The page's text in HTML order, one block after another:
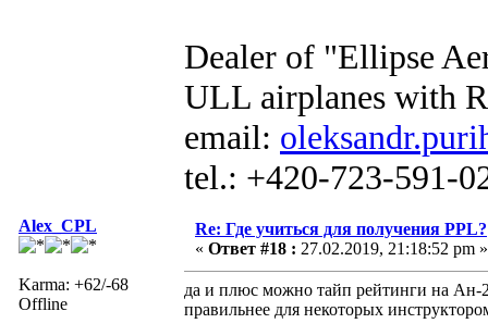
Dealer of "Ellipse
ULL airplanes with
email:
tel.: +420-723-591-
Alex_CPL
Karma: +62/-68
Offline
Re: Где учиться для получения PPL?
« Ответ #18 : 27.02.2019, 21:18:52 pm »
да и плюс можно тайп рейтинги на
правильнее для некоторых